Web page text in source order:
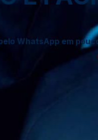
WhatsApp em